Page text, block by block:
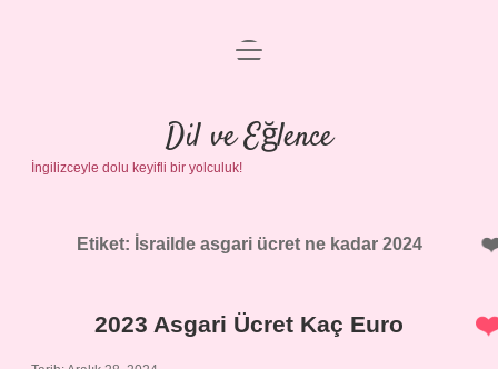
Anasayfa
Gizlilik Politikası
Yasal Uyarı
menüyü
Dil ve Eğlence
İngilizceyle dolu keyifli bir yolculuk!
Etiket: İsrailde asgari ücret ne kadar 2024
2023 Asgari Ücret Kaç Euro